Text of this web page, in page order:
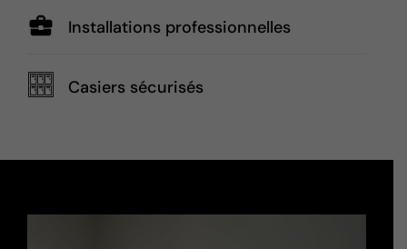
Installations professionnelles
Casiers sécurisés